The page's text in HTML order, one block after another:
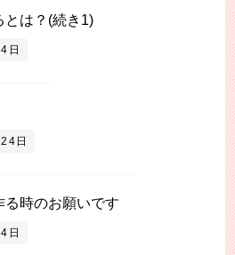
とは？(続き1)
日
日
る時のお願いです
日